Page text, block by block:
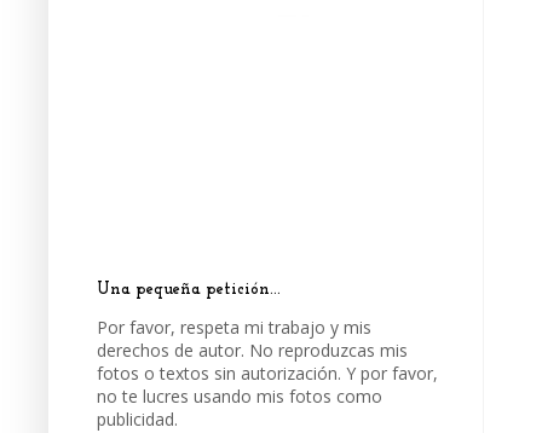
Una pequeña petición...
Por favor, respeta mi trabajo y mis
derechos de autor. No reproduzcas mis
fotos o textos sin autorización. Y por favor,
no te lucres usando mis fotos como
publicidad.